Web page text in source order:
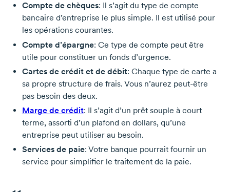
Compte de chèques: Il s’agit du type de compte
bancaire d’entreprise le plus simple. Il est utilisé pour
les opérations courantes.
Compte d’épargne: Ce type de compte peut être
utile pour constituer un fonds d’urgence.
Cartes de crédit et de débit: Chaque type de carte a
sa propre structure de frais. Vous n’aurez peut-être
pas besoin des deux.
Marge de crédit: Il s’agit d’un prêt souple à court
terme, assorti d’un plafond en dollars, qu’une
entreprise peut utiliser au besoin.
Services de paie: Votre banque pourrait fournir un
service pour simplifier le traitement de la paie.